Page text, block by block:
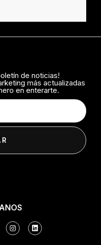
n
s
t
i
n
k
de noticias!
más actualizadas
en enterarte.